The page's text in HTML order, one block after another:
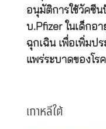
อนุมัติการใช้วัคซีน
บ.Pfizer ในเด็กอ
ฉุกเฉิน เพื่อเพิ่มป
แพร่ระบาดของโร
เกาหลีใต้